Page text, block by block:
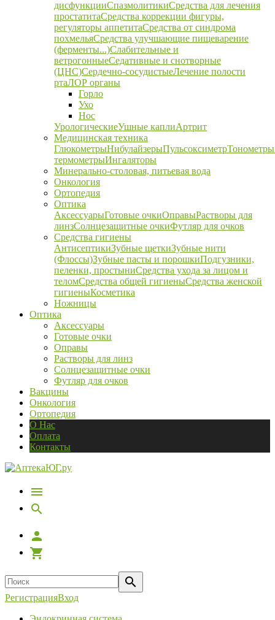
дисфункцииСпазмолитикиСредства для лечения
простатитаСредства коррекции фигуры,
регуляторы аппетитаСредства от синдрома
похмельяСредства улучшающие пищеварение
(ферменты...)Слабительные и
ветрогонныеСедативные и снотворные
(ЦНС)Сердечно-сосудистыеЛечение полости
ртаЛОР органы
Горло
Ухо
Нос
УрологическиеУшные каплиАртрит
Медицинская техника
ГлюкометрыНибулайзерыПульсоксиметрТонометры
термометрыИнгаляторы
Минерально-столовая, питьевая вода
Онкология
Ортопедия
Оптика
АксессуарыГотовые очкиОправыРастворы для
линзСолнцезащитные очкиФутляр для очков
Средства гигиены
АнтисептикиЗубные щеткиЗубные нити
(Флоссы)Зубные пасты и порошкиПодгузники,
пеленки, простыниСредства ухода за лицом и
теломСредства общей гигиеныСредства женской
гигиеныКосметика
Ножницы
Оптика
Аксессуары
Готовые очки
Оправы
Растворы для линз
Солнцезащитные очки
Футляр для очков
Вакцины
Онкология
Ортопедия
О Нас
Оплата
Контакты
РегистрацияВход